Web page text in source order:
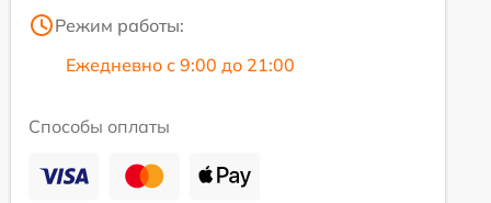
Режим работы:
Ежедневно с 9:00 до 21:00
Способы оплаты